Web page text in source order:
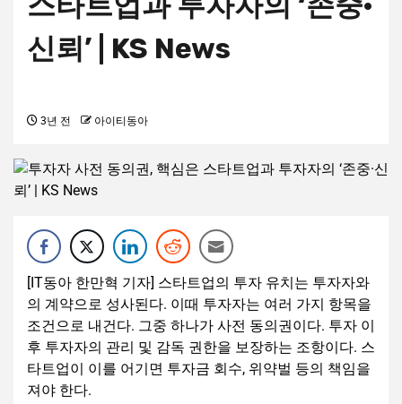
신뢰’ | KS News
3년 전 아이티동아
[IT동아 한만혁 기자] 스타트업의 투자 유치는 투자자와
의 계약으로 성사된다. 이때 투자자는 여러 가지 항목을
조건으로 내건다. 그중 하나가 사전 동의권이다. 투자 이
후 투자자의 관리 및 감독 권한을 보장하는 조항이다. 스
타트업이 이를 어기면 투자금 회수, 위약벌 등의 책임을
져야 한다.